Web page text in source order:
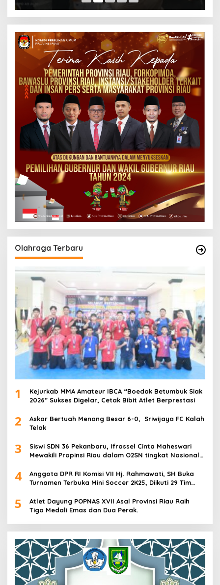
Olahraga Terbaru
1
Kejurkab MMA Amateur IBCA “Boedak Betumbuk Siak
2026” Sukses Digelar, Cetak Bibit Atlet Berprestasi
2
Askar Bertuah Menang Besar 6-0, Sriwijaya FC Kalah
Telak
3
Siswi SDN 36 Pekanbaru, Ifrassel Cinta Maheswari
Mewakili Propinsi Riau dalam O2SN tingkat Nasional
4
Anggota DPR RI Komisi VII Hj. Rahmawati, SH Buka
Turnamen Terbuka Mini Soccer 2K25, Diikuti 29 Tim
5
Atlet Dayung POPNAS XVII Asal Provinsi Riau Raih
Tiga Medali Emas dan Dua Perak.